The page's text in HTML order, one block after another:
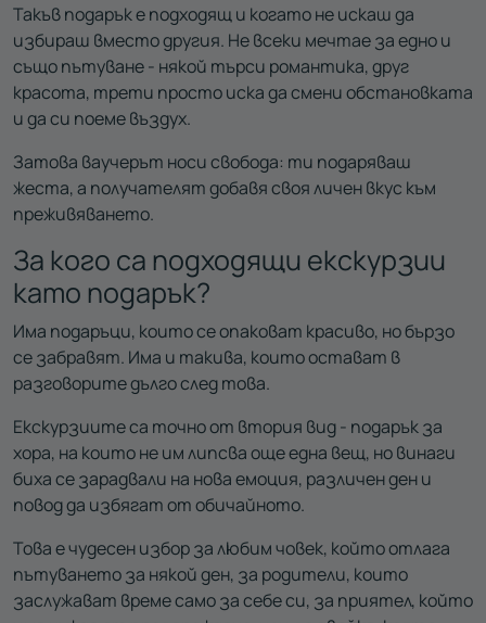
Такъв подарък е подходящ и когато не искаш да
избираш вместо другия. Не всеки мечтае за едно и
също пътуване - някой търси романтика, друг
красота, трети просто иска да смени обстановката
и да си поеме въздух.
Затова ваучерът носи свобода: ти подаряваш
жеста, а получателят добавя своя личен вкус към
преживяването.
За кого са подходящи екскурзии
като подарък?
Има подаръци, които се опаковат красиво, но бързо
се забравят. Има и такива, които остават в
разговорите дълго след това.
Екскурзиите са точно от втория вид - подарък за
хора, на които не им липсва още една вещ, но винаги
биха се зарадвали на нова емоция, различен ден и
повод да избягат от обичайното.
Това е чудесен избор за любим човек, който отлага
пътуването за някой ден, за родители, които
заслужават време само за себе си, за приятел, който